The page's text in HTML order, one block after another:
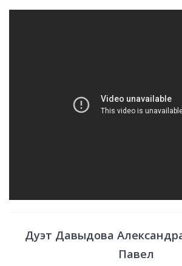
Дуэт Давыдова
Павел